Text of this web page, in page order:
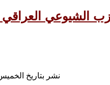
الشيوعي
نشر بتاريخ الخميس, 03 آب/أغسطس 2017